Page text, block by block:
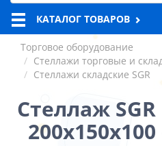
КАТАЛОГ ТОВАРОВ
Торговое оборудование
Стеллажи торговые и
Стеллажи складские SGR
Стеллаж SGR